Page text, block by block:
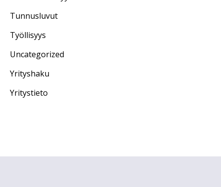
Tunnusluvut
Työllisyys
Uncategorized
Yrityshaku
Yritystieto